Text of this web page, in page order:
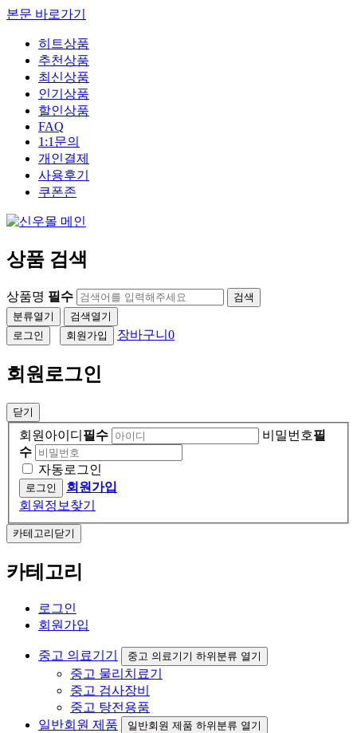
본문 바로가기
히트상품
추천상품
최신상품
인기상품
할인상품
FAQ
1:1문의
개인결제
사용후기
쿠폰존
상품 검색
상품명 필수
검색
분류열기
검색열기
로그인
회원가입 장바구니 0
회원로그인
닫기
회원아이디 필수 비밀번호필
수
자동로그인
회원가입
회원정보찾기
카테고리닫기
카테고리
로그인
회원가입
중고 의료기기 중고 의료기기 하위분류 열기
중고 물리치료기
중고 검사장비
중고 탕전용품
일반회원 제품
일반회원 제품 하위분류 열기